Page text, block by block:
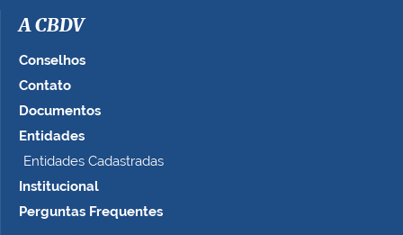
e
m
o
t
a
a
n
h
A CBDV
Conselhos
Contato
Documentos
Entidades
Entidades Cadastradas
Institucional
Perguntas Frequentes